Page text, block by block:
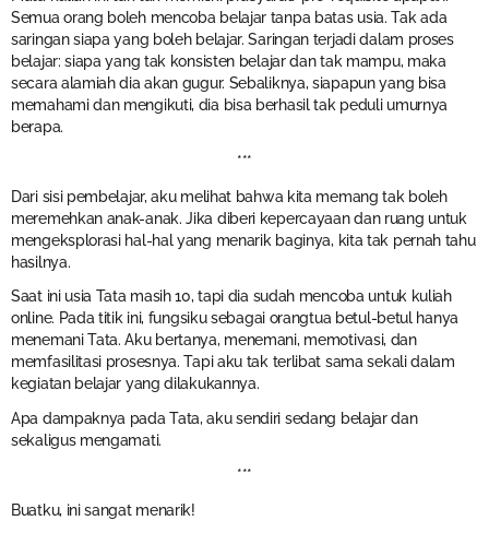
Semua orang boleh mencoba belajar tanpa batas usia. Tak ada
saringan siapa yang boleh belajar. Saringan terjadi dalam proses
belajar: siapa yang tak konsisten belajar dan tak mampu, maka
secara alamiah dia akan gugur. Sebaliknya, siapapun yang bisa
memahami dan mengikuti, dia bisa berhasil tak peduli umurnya
berapa.
***
Dari sisi pembelajar, aku melihat bahwa kita memang tak boleh
meremehkan anak-anak. Jika diberi kepercayaan dan ruang untuk
mengeksplorasi hal-hal yang menarik baginya, kita tak pernah tahu
hasilnya.
Saat ini usia Tata masih 10, tapi dia sudah mencoba untuk kuliah
online. Pada titik ini, fungsiku sebagai orangtua betul-betul hanya
menemani Tata. Aku bertanya, menemani, memotivasi, dan
memfasilitasi prosesnya. Tapi aku tak terlibat sama sekali dalam
kegiatan belajar yang dilakukannya.
Apa dampaknya pada Tata, aku sendiri sedang belajar dan
sekaligus mengamati.
***
Buatku, ini sangat menarik!